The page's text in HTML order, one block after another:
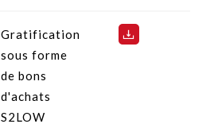
Gratification
sous forme
de bons
d'achats
S2LOW